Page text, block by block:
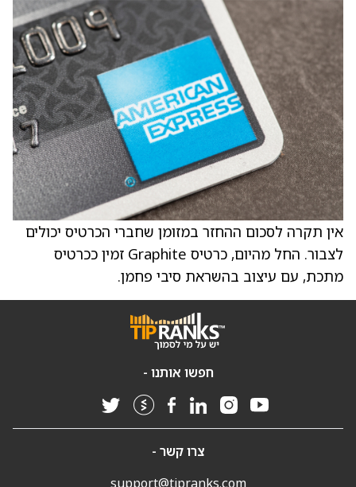
אין תקרה לסכום ההחזר במזומן שחברי הכרטיס יכולים
לצבור. החל מהיום, כרטיס Graphite זמין ככרטיס
מתכת, עם עיצוב בהשראת סיבי פחמן.
חפשו אותנו -
צרו קשר -
support@tipranks.com